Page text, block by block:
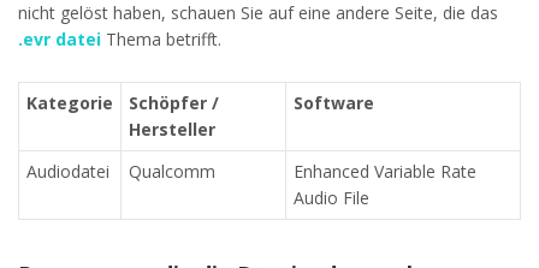
nicht gelöst haben, schauen Sie auf eine andere Seite, die das
.evr datei Thema betrifft.
Kategorie
Schöpfer /
Hersteller
Software
Audiodatei Qualcomm
Enhanced Variable Rate
Audio File